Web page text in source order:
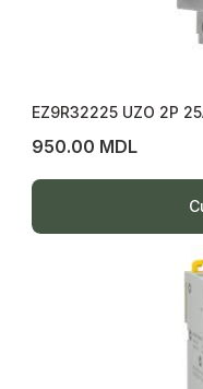
EZ9R32225 UZO 2P
950.00 MDL